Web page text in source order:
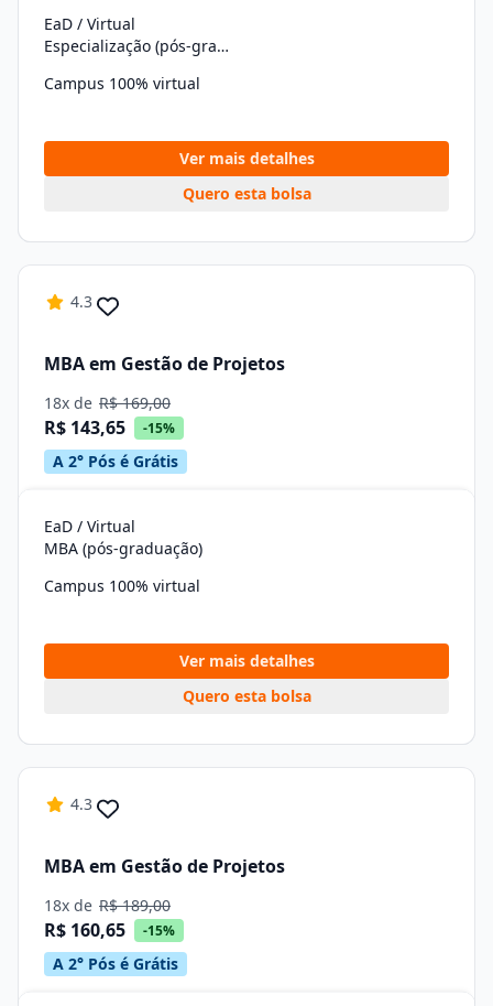
EaD / Virtual
Especialização (pós-graduação)
Campus 100% virtual
Ver mais detalhes
Quero esta bolsa
4.3
MBA em Gestão de Projetos
18x de R$ 169,00
R$ 143,65 -15%
A 2° Pós é Grátis
EaD / Virtual
MBA (pós-graduação)
Campus 100% virtual
Ver mais detalhes
Quero esta bolsa
4.3
MBA em Gestão de Projetos
18x de R$ 189,00
R$ 160,65 -15%
A 2° Pós é Grátis